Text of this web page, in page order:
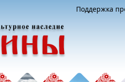
Поддержка